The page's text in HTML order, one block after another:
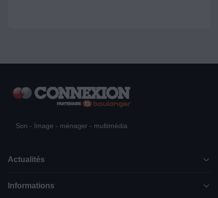
Son - Image - ménager - multimédia
Actualités
Informations